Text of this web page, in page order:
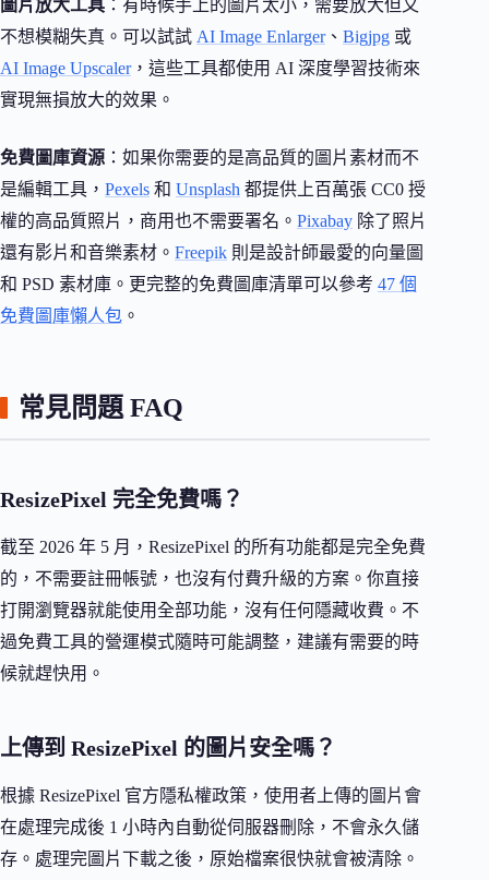
圖片放大工具 ：有時候手上的圖片太小，需要放大但又
不想模糊失真。可以試試 AI Image Enlarger、 Bigjpg 或
AI Image Upscaler，這些工具都使用 AI 深度學習技術來
實現無損放大的效果。
免費圖庫資源 ：如果你需要的是高品質的圖片素材而不
是編輯工具， Pexels 和 Unsplash 都提供上百萬張 CC0 授
權的高品質照片，商用也不需要署名。 Pixabay 除了照片
還有影片和音樂素材。 Freepik 則是設計師最愛的向量圖
和 PSD 素材庫。更完整的免費圖庫清單可以參考 47 個
免費圖庫懶人包 。
常見問題 FAQ
ResizePixel 完全免費嗎？
截至 2026 年 5 月，ResizePixel 的所有功能都是完全免費
的，不需要註冊帳號，也沒有付費升級的方案。你直接
打開瀏覽器就能使用全部功能，沒有任何隱藏收費。不
過免費工具的營運模式隨時可能調整，建議有需要的時
候就趕快用。
上傳到 ResizePixel 的圖片安全嗎？
根據 ResizePixel 官方隱私權政策，使用者上傳的圖片會
在處理完成後 1 小時內自動從伺服器刪除，不會永久儲
存。處理完圖片下載之後，原始檔案很快就會被清除。